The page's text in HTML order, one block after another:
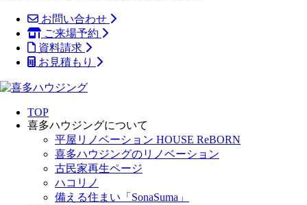
お問い合わせ
ご来場予約
資料請求
お見積もり
TOP
喜多ハウジングについて
平屋リノベーション HOUSE ReBORN
喜多ハウジングのリノベーション
古民家再生ページ
ハコリノ
備える住まい「SonaSuma」